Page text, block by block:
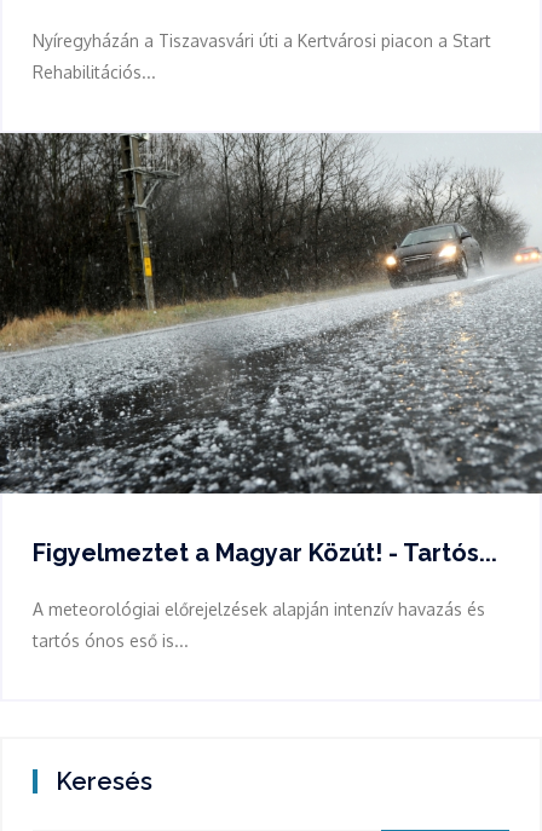
Nyíregyházán a Tiszavasvári úti a Kertvárosi piacon a Start
Rehabilitációs...
Figyelmeztet a Magyar Közút! - Tartós...
A meteorológiai előrejelzések alapján intenzív havazás és
tartós ónos eső is...
Keresés